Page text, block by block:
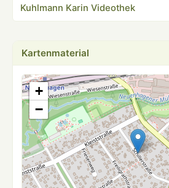
Kuhlmann Karin Videothek
Kartenmaterial
+
−